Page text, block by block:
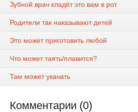
Зубной врач кладёт это вам в рот
Родители так наказывают детей
Это может приготовить любой
Что может таять/плавится?
Там может укачать
Комментарии (0)